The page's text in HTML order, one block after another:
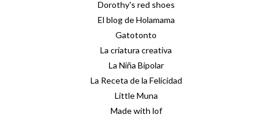
Dorothy's red shoes
El blog de Holamama
Gatotonto
La criatura creativa
La Niña Bipolar
La Receta de la Felicidad
Little Muna
Made with lof